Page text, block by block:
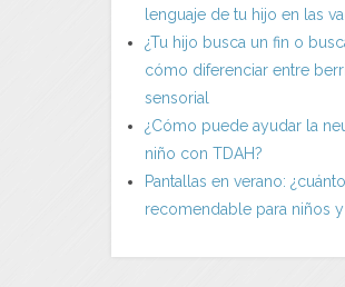
lenguaje de tu hijo en las
¿Tu hijo busca un fin o
cómo diferenciar entre
sensorial
¿Cómo puede ayudar la
niño con TDAH?
Pantallas en verano:
recomendable para niños